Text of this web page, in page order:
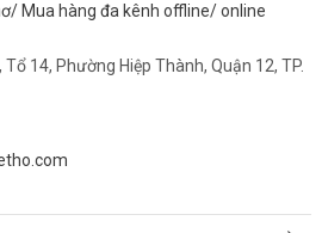
Mua hàng đa kênh offline/ online
14, Phường Hiệp Thành, Quận 12, TP.